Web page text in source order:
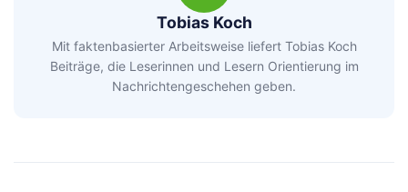
Tobias Koch
Mit faktenbasierter Arbeitsweise liefert Tobias Koch
Beiträge, die Leserinnen und Lesern Orientierung im
Nachrichtengeschehen geben.